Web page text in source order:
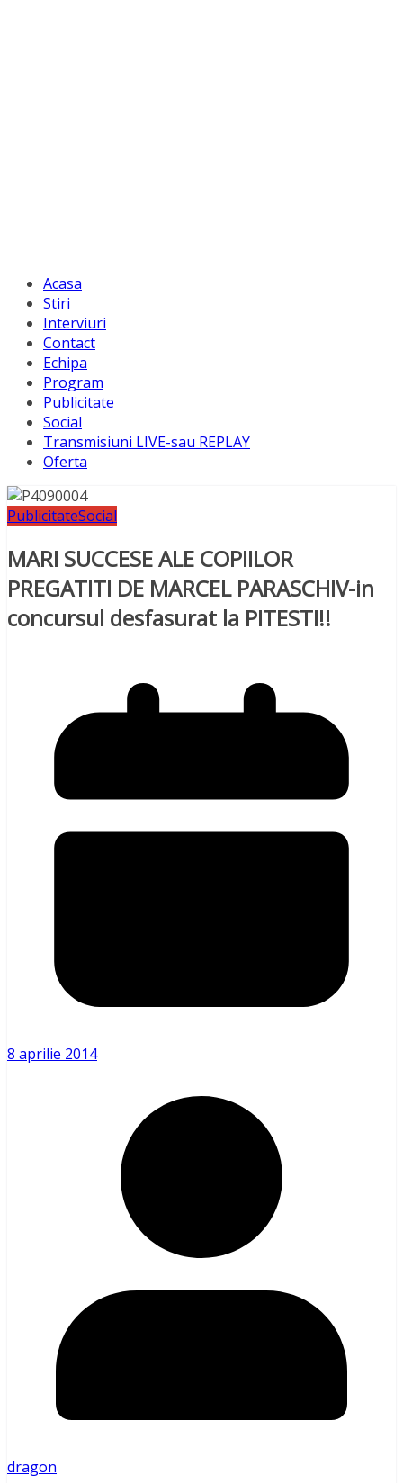
Acasa
Stiri
Interviuri
Contact
Echipa
Program
Publicitate
Social
Transmisiuni LIVE-sau REPLAY
Oferta
PublicitateSocial
MARI SUCCESE ALE COPIILOR
PREGATITI DE MARCEL PARASCHIV-in
concursul desfasurat la PITESTI!!
8 aprilie 2014
dragon